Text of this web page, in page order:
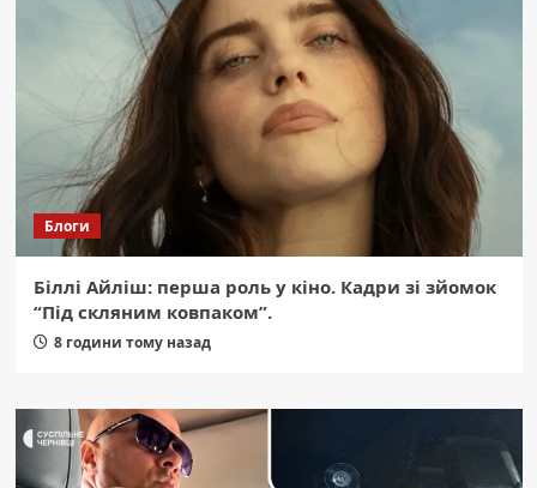
Блоги
Біллі Айліш: перша роль у кіно. Кадри зі зйомок
“Під скляним ковпаком”.
8 години тому назад